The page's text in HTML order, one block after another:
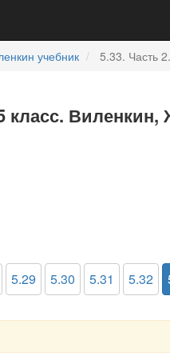
учебник 5.33. Часть
5.29 5.30 5.31 5.32